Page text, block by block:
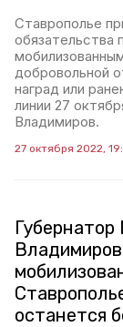
Ставрополье
обязательства
добровольной
наград или
линии 27
Владимиров.
27 октября 2022,
останется